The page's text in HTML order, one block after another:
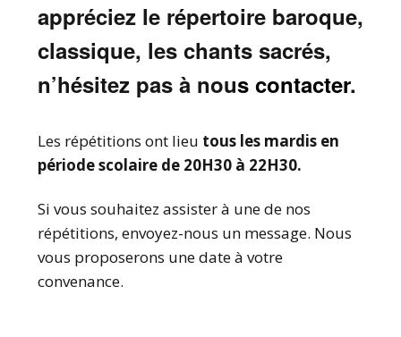
appréciez le répertoire baroque,
classique, les chants sacrés,
n’hésitez pas à nous contacter.
Les répétitions ont lieu tous les mardis en
période scolaire de 20H30 à 22H30.
Si vous souhaitez assister à une de nos
répétitions, envoyez-nous un message. Nous
vous proposerons une date à votre
convenance.